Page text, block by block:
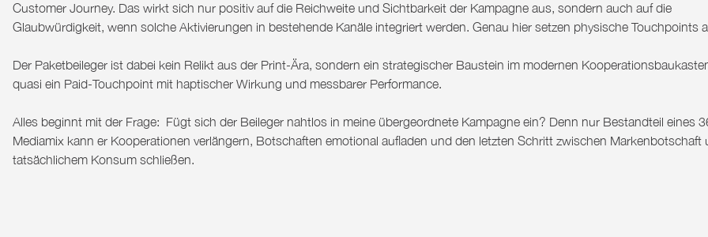
Customer Journey. Das wirkt sich nur positiv auf die Reichweite und Sichtbarkeit der Kampagne aus, sondern auch auf die
Glaubwürdigkeit, wenn solche Aktivierungen in bestehende Kanäle integriert werden. Genau hier setzen physische Touchpoints
Der Paketbeileger ist dabei kein Relikt aus der Print-Ära, sondern ein strategischer Baustein im modernen
quasi ein Paid-Touchpoint mit haptischer Wirkung und messbarer Performance.
Alles beginnt mit der Frage: Fügt sich der Beileger nahtlos in meine übergeordnete Kampagne ein? Denn nur Bestandteil eines
Mediamix kann er Kooperationen verlängern, Botschaften emotional aufladen und den letzten Schritt zwischen Markenbotschaft
tatsächlichem Konsum schließen.